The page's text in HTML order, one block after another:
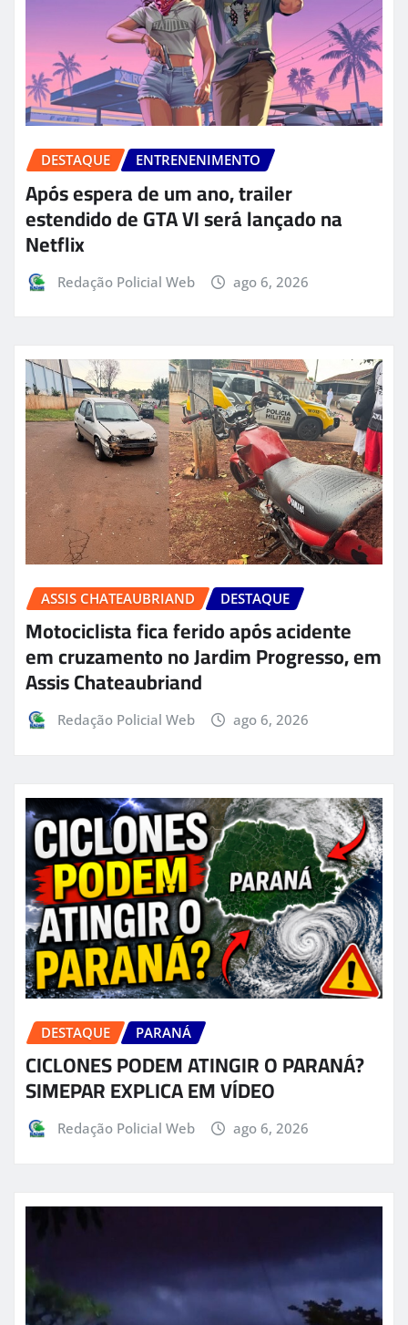
DESTAQUE ENTRENENIMENTO
Após espera de um ano, trailer
estendido de GTA VI será lançado na
Netflix
Redação Policial Web ago 6, 2026
ASSIS CHATEAUBRIAND DESTAQUE
Motociclista fica ferido após acidente
em cruzamento no Jardim Progresso, em
Assis Chateaubriand
Redação Policial Web ago 6, 2026
DESTAQUE PARANÁ
CICLONES PODEM ATINGIR O PARANÁ?
SIMEPAR EXPLICA EM VÍDEO
Redação Policial Web ago 6, 2026